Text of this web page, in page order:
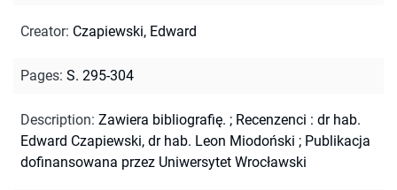
Creator: Czapiewski, Edward
Pages: S. 295-304
Description: Zawiera bibliografię. ; Recenzenci : dr hab.
Edward Czapiewski, dr hab. Leon Miodoński ; Publikacja
dofinansowana przez Uniwersytet Wrocławski